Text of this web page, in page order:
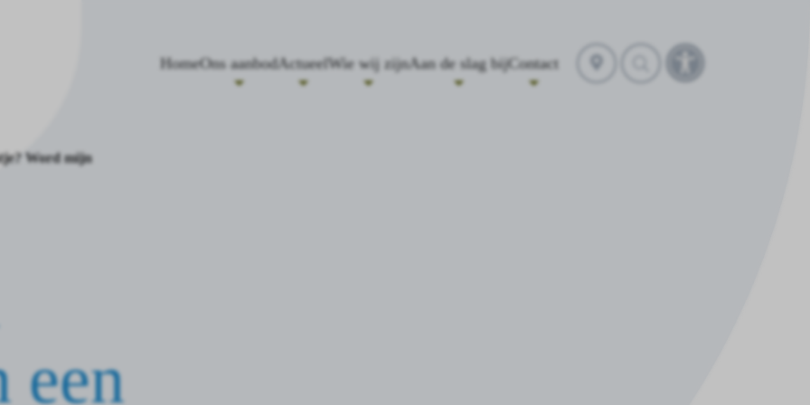
HomeOns aanbodActueelWie wij zijnAan de slag bijContact
Word mijn
een